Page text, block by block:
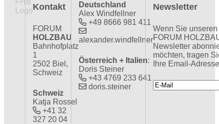
Kontakt
FORUM
HOLZBAU
Bahnhofplatz
1
2502 Biel,
Schweiz
Schweiz
Katja Rossel
+41 32
327 20 04
Deutschland
Alex Windfellner
+49 8666 981 411
alexander.windfellner
Österreich + Italien:
Doris Steiner
+43 4769 233 641
doris.steiner
Newsletter
Wenn Sie unseren
FORUM
Newsletter
möchten, tragen
Ihre Email-